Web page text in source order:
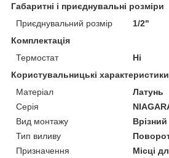
Габаритні і приєднувальні розміри
Приєднувальний розмір
1/2"
Комплектація
Термостат
Ні
Користувальницькі характеристики
Матеріал
Латунь
Серія
Вид монтажу
Врізний
Тип виливу
Призначення
Місці